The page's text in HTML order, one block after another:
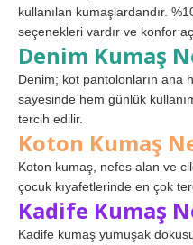
kullanılan kumaşlardandır.
seçenekleri vardır ve konfor
Denim Kumaş
Denim; kot pantolonların ana
sayesinde hem günlük
tercih edilir.
Koton Kumaş
Koton kumaş, nefes alan ve
çocuk kıyafetlerinde en çok
Kadife Kumaş
Kadife kumaş yumuşak